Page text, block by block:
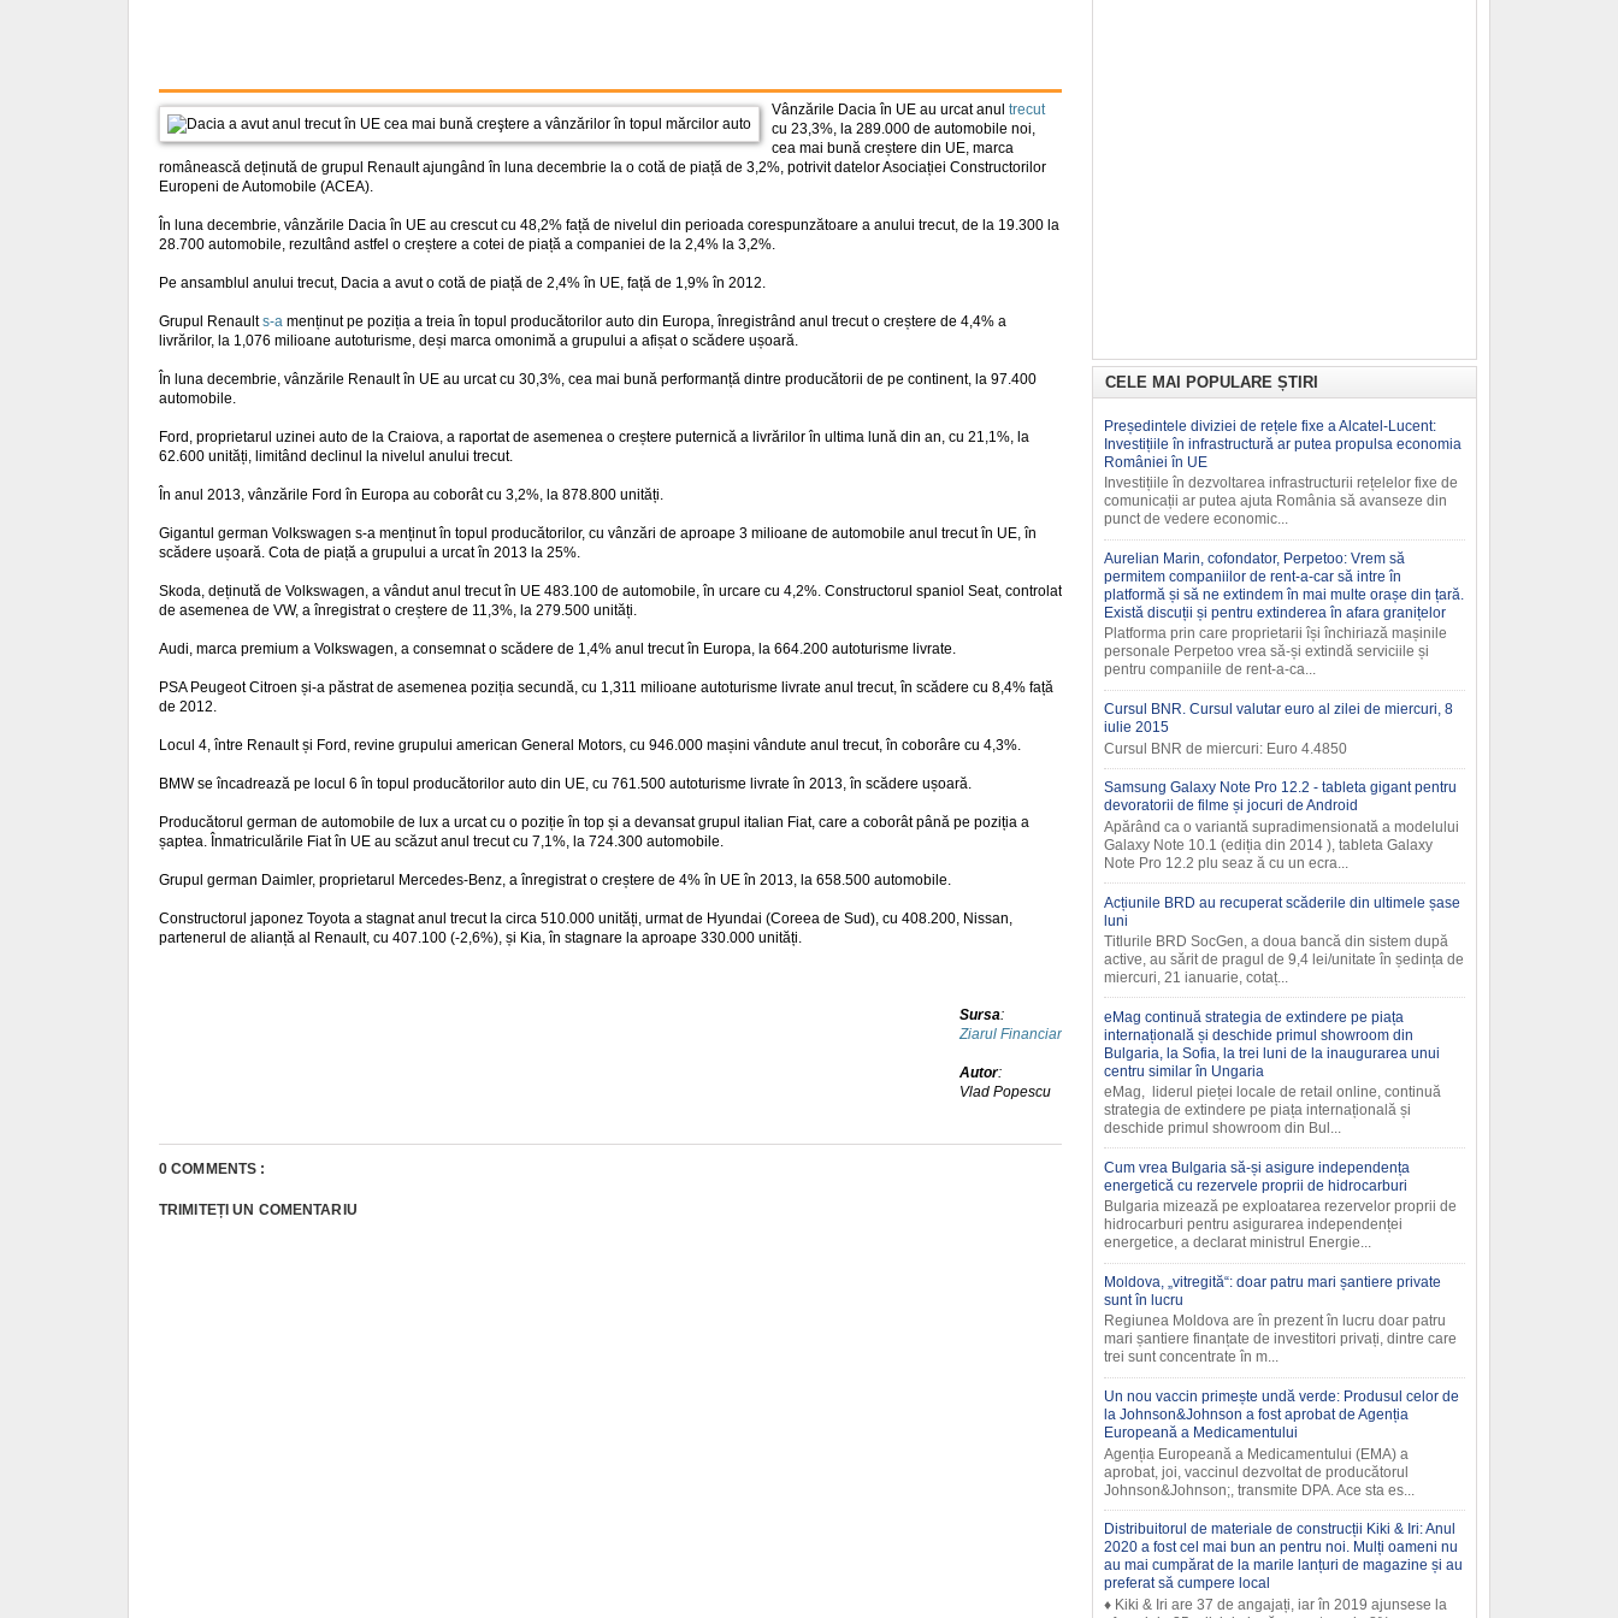
Vânzările Dacia în UE au urcat anul trecut
cu 23,3%, la 289.000 de automobile noi,
cea mai bună creștere din UE, marca
românească deținută de grupul Renault ajungând în luna decembrie la o cotă de piață de 3,2%, potrivit datelor Asociației Constructorilor
Europeni de Automobile (ACEA).
În luna decembrie, vânzările Dacia în UE au crescut cu 48,2% față de nivelul din perioada corespunzătoare a anului trecut, de la 19.300 la
28.700 automobile, rezultând astfel o creștere a cotei de piață a companiei de la 2,4% la 3,2%.
Pe ansamblul anului trecut, Dacia a avut o cotă de piață de 2,4% în UE, față de 1,9% în 2012.
Grupul Renaults-a menținut pe poziția a treia în topul producătorilor auto din Europa, înregistrând anul trecut o creștere de 4,4% a
livrărilor, la 1,076 milioane autoturisme, deși marca omonimă a grupului a afișat o scădere ușoară.
În luna decembrie, vânzările Renault în UE au urcat cu 30,3%, cea mai bună performanță dintre producătorii de pe continent, la 97.400
automobile.
Ford, proprietarul uzinei auto de la Craiova, a raportat de asemenea o creștere puternică a livrărilor în ultima lună din an, cu 21,1%, la
62.600 unități, limitând declinul la nivelul anului trecut.
În anul 2013, vânzările Ford în Europa au coborât cu 3,2%, la 878.800 unități.
Gigantul german Volkswagen s-a menținut în topul producătorilor, cu vânzări de aproape 3 milioane de automobile anul trecut în UE, în
scădere ușoară. Cota de piață a grupului a urcat în 2013 la 25%.
Skoda, deținută de Volkswagen, a vândut anul trecut în UE 483.100 de automobile, în urcare cu 4,2%. Constructorul spaniol Seat, controlat
de asemenea de VW, a înregistrat o creștere de 11,3%, la 279.500 unități.
Audi, marca premium a Volkswagen, a consemnat o scădere de 1,4% anul trecut în Europa, la 664.200 autoturisme livrate.
PSA Peugeot Citroen și-a păstrat de asemenea poziția secundă, cu 1,311 milioane autoturisme livrate anul trecut, în scădere cu 8,4% față
de 2012.
Locul 4, între Renault și Ford, revine grupului american General Motors, cu 946.000 mașini vândute anul trecut, în coborâre cu 4,3%.
BMW se încadrează pe locul 6 în topul producătorilor auto din UE, cu 761.500 autoturisme livrate în 2013, în scădere ușoară.
Producătorul german de automobile de lux a urcat cu o poziție în top și a devansat grupul italian Fiat, care a coborât până pe poziția a
șaptea. Înmatriculările Fiat în UE au scăzut anul trecut cu 7,1%, la 724.300 automobile.
Grupul german Daimler, proprietarul Mercedes-Benz, a înregistrat o creștere de 4% în UE în 2013, la 658.500 automobile.
Constructorul japonez Toyota a stagnat anul trecut la circa 510.000 unități, urmat de Hyundai (Coreea de Sud), cu 408.200, Nissan,
partenerul de alianță al Renault, cu 407.100 (-2,6%), și Kia, în stagnare la aproape 330.000 unități.
Sursa:
Ziarul Financiar
Autor:
Vlad Popescu
0 COMMENTS :
TRIMITEȚI UN COMENTARIU
CELE MAI POPULARE ȘTIRI
Președintele diviziei de rețele fixe a Alcatel-Lucent:
Investițiile în infrastructură ar putea propulsa economia
României în UE
Investițiile în dezvoltarea infrastruc­turii rețelelor fixe de
comunicații ar putea ajuta România să avanseze din
punct de vedere economic...
Aurelian Marin, cofondator, Perpetoo: Vrem să
permitem companiilor de rent-a-car să intre în
platformă și să ne extindem în mai multe orașe din țară.
Există discuții și pentru extinderea în afara granițelor
Platforma prin care proprietarii își închiriază mașinile
personale Perpetoo vrea să-și extindă serviciile și
pentru companiile de rent-a-ca...
Cursul BNR. Cursul valutar euro al zilei de miercuri, 8
iulie 2015
Cursul BNR de miercuri: Euro 4.4850
Samsung Galaxy Note Pro 12.2 - tableta gigant pentru
devoratorii de filme și jocuri de Android
Apărând ca o variantă supradimensionată a modelului
Galaxy Note 10.1 (ediția din 2014 ), tableta Galaxy
Note Pro 12.2 plu seaz ă cu un ecra...
Acțiunile BRD au recuperat scăderile din ultimele șase
luni
Titlurile BRD SocGen, a doua bancă din sistem după
active, au sărit de pragul de 9,4 lei/unitate în ședința de
miercuri, 21 ianuarie, cotaț...
eMag continuă strategia de extindere pe piața
internațională și deschide primul showroom din
Bulgaria, la Sofia, la trei luni de la inaugurarea unui
centru similar în Ungaria
eMag, liderul pieței locale de retail online, continuă
strategia de extindere pe piața internațională și
deschide primul showroom din Bul...
Cum vrea Bulgaria să-și asigure independența
energetică cu rezervele proprii de hidrocarburi
Bulgaria mizează pe exploatarea rezervelor proprii de
hidrocarburi pentru asigurarea independenței
energetice, a declarat ministrul Energie...
Moldova, „vitregită“: doar patru mari șantiere private
sunt în lucru
Regiunea Moldova are în prezent în lucru doar patru
mari șantiere finanțate de investitori privați, dintre care
trei sunt concentrate în m...
Un nou vaccin primește undă verde: Produsul celor de
la Johnson&Johnson a fost aprobat de Agenția
Europeană a Medicamentului
Agenția Europeană a Medicamentului (EMA) a
aprobat, joi, vaccinul dezvoltat de producătorul
Johnson&Johnson;, transmite DPA. Ace sta es...
Distribuitorul de materiale de construcții Kiki & Iri: Anul
2020 a fost cel mai bun an pentru noi. Mulți oameni nu
au mai cumpărat de la marile lanțuri de magazine și au
preferat să cumpere local
♦ Kiki & Iri are 37 de angajați, iar în 2019 ajunsese la